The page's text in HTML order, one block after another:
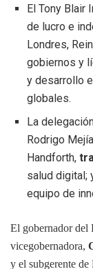
El Tony Blair
de lucro e
Londres,
gobiernos y
y desarrollo
globales.
La
Rodrigo
Handforth,
salud digital;
equipo de
El gobernador del
vicegobernadora,
y el subgerente